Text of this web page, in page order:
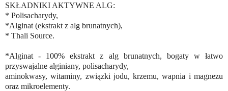
SKŁADNIKI AKTYWNE ALG:
* Polisacharydy,
*Alginat (ekstrakt z alg brunatnych),
* Thali Source.
*Alginat - 100% ekstrakt z alg brunatnych, bogaty w łatwo
przyswajalne alginiany, polisacharydy,
aminokwasy, witaminy, związki jodu, krzemu, wapnia i magnezu
oraz mikroelementy.